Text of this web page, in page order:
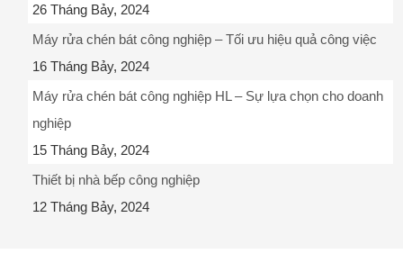
26 Tháng Bảy, 2024
Máy rửa chén bát công nghiệp – Tối ưu hiệu quả công việc
16 Tháng Bảy, 2024
Máy rửa chén bát công nghiệp HL – Sự lựa chọn cho doanh
nghiệp
15 Tháng Bảy, 2024
Thiết bị nhà bếp công nghiệp
12 Tháng Bảy, 2024